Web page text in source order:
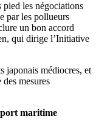
pied les négociations
par les pollueurs
un bon accord
qui dirige l’Initiative
japonais médiocres, et
mesures
maritime